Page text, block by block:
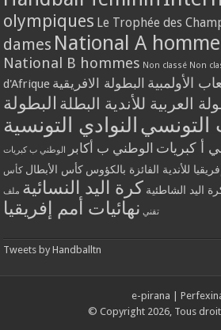
olympiques Le Trophée des
dames National A
National B hommes Non classé Non
d'Afrique
الأولمبية البطولة الافريقية
العربية للأندية البطلة البطولة
التونسي النوادي التونسية
أ كبريات الوطني ب أكابر الوطني ب كبريات
للأندية الفائزة بالكؤوس كأس الأبطال كأس
اليد الشاطئية كرة اليد النسائية ملف
تقني نهائيات أمم إفريقيا
Tweets by Handballtn
e-pirana
© Copyright 2026, Tous